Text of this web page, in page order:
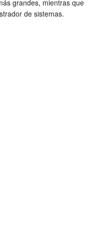
grandes, mientras que
de sistemas.